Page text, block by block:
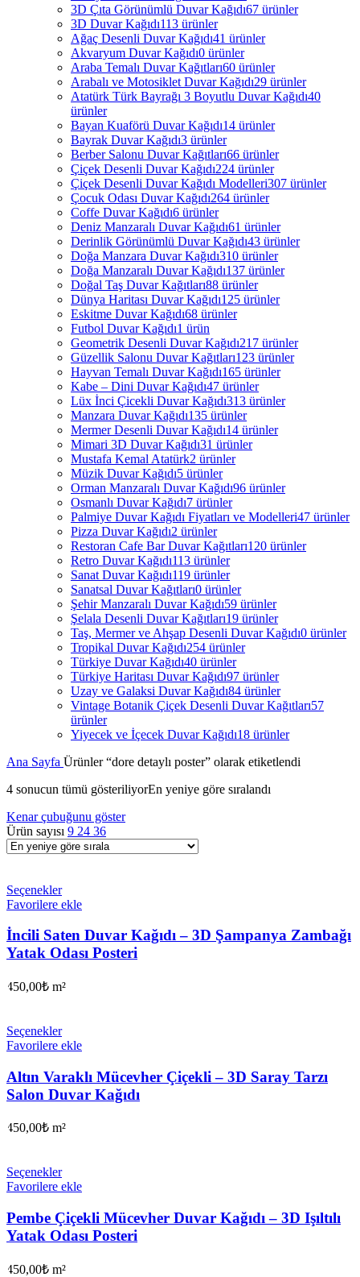
3D Çıta Görünümlü Duvar Kağıdı67 ürünler
3D Duvar Kağıdı113 ürünler
Ağaç Desenli Duvar Kağıdı41 ürünler
Akvaryum Duvar Kağıdı0 ürünler
Araba Temalı Duvar Kağıtları60 ürünler
Arabalı ve Motosiklet Duvar Kağıdı29 ürünler
Atatürk Türk Bayrağı 3 Boyutlu Duvar Kağıdı40
ürünler
Bayan Kuaförü Duvar Kağıdı14 ürünler
Bayrak Duvar Kağıdı3 ürünler
Berber Salonu Duvar Kağıtları66 ürünler
Çiçek Desenli Duvar Kağıdı224 ürünler
Çiçek Desenli Duvar Kağıdı Modelleri307 ürünler
Çocuk Odası Duvar Kağıdı264 ürünler
Coffe Duvar Kağıdı6 ürünler
Deniz Manzaralı Duvar Kağıdı61 ürünler
Derinlik Görünümlü Duvar Kağıdı43 ürünler
Doğa Manzara Duvar Kağıdı310 ürünler
Doğa Manzaralı Duvar Kağıdı137 ürünler
Doğal Taş Duvar Kağıtları88 ürünler
Dünya Haritası Duvar Kağıdı125 ürünler
Eskitme Duvar Kağıdı68 ürünler
Futbol Duvar Kağıdı1 ürün
Geometrik Desenli Duvar Kağıdı217 ürünler
Güzellik Salonu Duvar Kağıtları123 ürünler
Hayvan Temalı Duvar Kağıdı165 ürünler
Kabe – Dini Duvar Kağıdı47 ürünler
Lüx İnci Çicekli Duvar Kağıdı313 ürünler
Manzara Duvar Kağıdı135 ürünler
Mermer Desenli Duvar Kağıdı14 ürünler
Mimari 3D Duvar Kağıdı31 ürünler
Mustafa Kemal Atatürk2 ürünler
Müzik Duvar Kağıdı5 ürünler
Orman Manzaralı Duvar Kağıdı96 ürünler
Osmanlı Duvar Kağıdı7 ürünler
Palmiye Duvar Kağıdı Fiyatları ve Modelleri47 ürünler
Pizza Duvar Kağıdı2 ürünler
Restoran Cafe Bar Duvar Kağıtları120 ürünler
Retro Duvar Kağıdı113 ürünler
Sanat Duvar Kağıdı119 ürünler
Sanatsal Duvar Kağıtları0 ürünler
Şehir Manzaralı Duvar Kağıdı59 ürünler
Şelala Desenli Duvar Kağıtları19 ürünler
Taş, Mermer ve Ahşap Desenli Duvar Kağıdı0 ürünler
Tropikal Duvar Kağıdı254 ürünler
Türkiye Duvar Kağıdı40 ürünler
Türkiye Haritası Duvar Kağıdı97 ürünler
Uzay ve Galaksi Duvar Kağıdı84 ürünler
Vintage Botanik Çiçek Desenli Duvar Kağıtları57
ürünler
Yiyecek ve İçecek Duvar Kağıdı18 ürünler
Ana Sayfa Ürünler “dore detaylı poster” olarak etiketlendi
4 sonucun tümü gösteriliyorEn yeniye göre sıralandı
Kenar çubuğunu göster
Ürün sayısı 9 24 36
Seçenekler
Favorilere ekle
İncili Saten Duvar Kağıdı – 3D Şampanya Zambağı
Yatak Odası Posteri
450,00₺ m²
Seçenekler
Favorilere ekle
Altın Varaklı Mücevher Çiçekli – 3D Saray Tarzı
Salon Duvar Kağıdı
450,00₺ m²
Seçenekler
Favorilere ekle
Pembe Çiçekli Mücevher Duvar Kağıdı – 3D Işıltılı
Yatak Odası Posteri
450,00₺ m²